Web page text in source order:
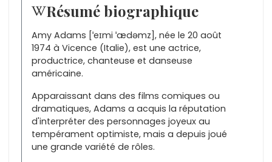
Résumé biographique
Amy Adams [ˈeɪmi ˈædəmz], née le 20 août
1974 à Vicence (Italie), est une actrice,
productrice, chanteuse et danseuse
américaine.
Apparaissant dans des films comiques ou
dramatiques, Adams a acquis la réputation
d'interpréter des personnages joyeux au
tempérament optimiste, mais a depuis joué
une grande variété de rôles.